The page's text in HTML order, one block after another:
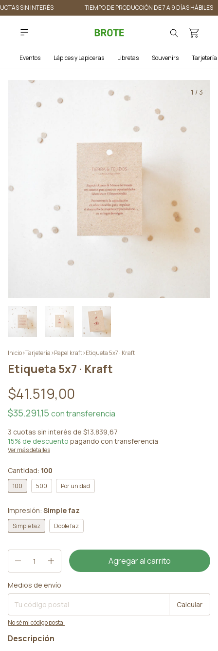
SIN INTERÉS TIEMPO DE PRODUCCIÓN DE 7 A 9 DÍAS HÁBILES
Eventos Lápices y Lapiceras Libretas Souvenirs Tarjetería
1 / 3
Inicio>Tarjetería>Papel kraft>Etiqueta 5x7 · Kraft
Etiqueta 5x7 · Kraft
$41.519,00
$35.291,15 contransferencia
3 cuotas sin interés de $13.839,67
15% de descuento pagando con transferencia
Ver más detalles
Cantidad: 100
100 500 Por unidad
Impresión: Simple faz
Simple faz Doble faz
Entregas para el CP:
Medios de envío
Calcular
No sé mi código postal
Descripción